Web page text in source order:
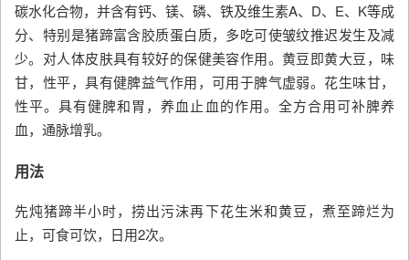
碳水化合物，并含有钙、镁、磷、铁及维生素A、D、E、K等成
分、特别是猪蹄富含胶质蛋白质，多吃可使皱纹推迟发生及减
少。对人体皮肤具有较好的保健美容作用。黄豆即黄大豆，味
甘，性平，具有健脾益气作用，可用于脾气虚弱。花生味甘，
性平。具有健脾和胃，养血止血的作用。全方合用可补脾养
血，通脉增乳。
用法
先炖猪蹄半小时，捞出污沫再下花生米和黄豆，煮至蹄烂为
止，可食可饮，日用2次。